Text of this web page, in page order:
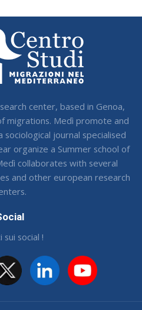
center, based in Genoa,
migrations. Medì promote and
sociological journal specialised
organize a Summer school of
collaborates with several
and other european research
sui social !